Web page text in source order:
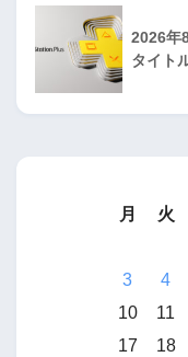
2026年
タイト
月
火
3
4
10
11
17
18